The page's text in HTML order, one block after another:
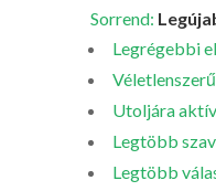
Sorrend:
Legrégebbi
Véletlenszerű
Utoljára aktív
Legtöbb
Legtöbb